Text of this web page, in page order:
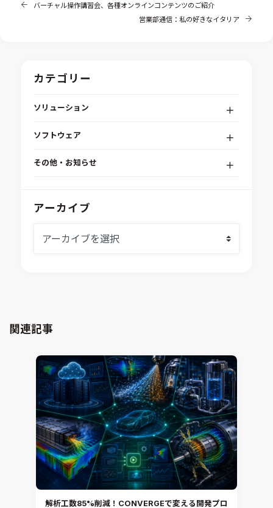
バーチャル操作講習会、各種オンラインコンテンツのご紹介
営業部通信：私の好きなイタリア
カテゴリー
ソリューション
組込みソフトウェア開発プラットフォーム
システムシミュレーション
CAD連携・CAE業務支援
MBDプロセス構築コンサルティング
CAEエンジニアリングコンサルティング
音響設計
CAE分野におけるAIコンサルティング
システム構築と開発
ソフトウェア
modeFRONTIER
Ansys SCADE
Virtual Environment
CONVERGE
iconCFD
SIMULIA Abaqus Unified FEA
Simcenter Flotherm
Simcenter Flotherm XT
Ansys Electronics
DEMITASNX
Simcenter 3D Acoustics
Rocky
その他・お知らせ
IDAJからのお知らせ
アーカイブ
関連記事
解析工数85%削減！CONVERGEで変える開発プロ